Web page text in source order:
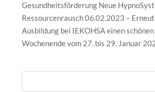
Gesundheitsförderung Neue
Ressourcenrausch 06.02.2023 –
Ausbildung bei IEKOHSA einen
Wochenende vom 27. bis 29. Januar